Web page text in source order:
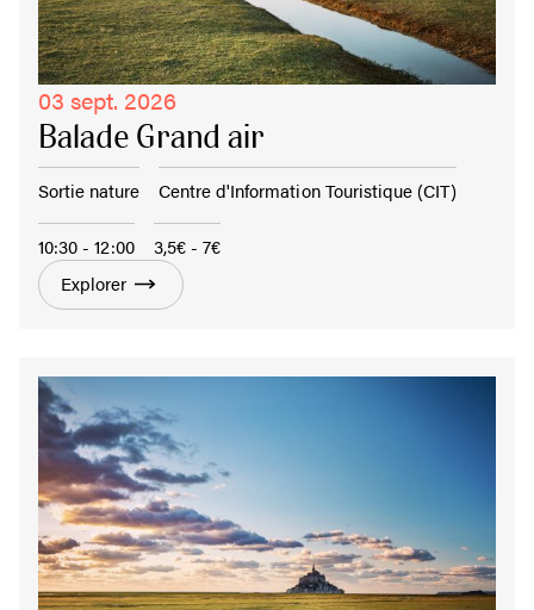
03 sept. 2026
Balade Grand air
Sortie nature Centre d'Information Touristique (CIT)
10:30 - 12:00
3,5€ - 7€
Explorer